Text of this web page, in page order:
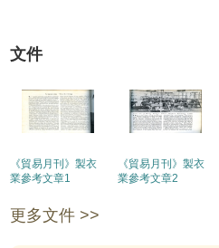
文件
《貿易月刊》製衣
業參考文章1
《貿易月刊》製衣
業參考文章2
更多文件 >>